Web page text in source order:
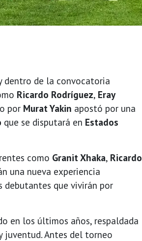
dentro de la convocatoria
Ricardo Rodríguez, Eray
por Murat Yakin apostó por una
que se disputará en Estados
como Granit Xhaka, Ricardo
una nueva experiencia
debutantes que vivirán por
en los últimos años, respaldada
juventud. Antes del torneo